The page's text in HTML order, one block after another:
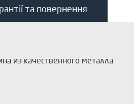
та повернення
из качественного металла